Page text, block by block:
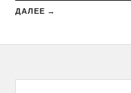
ДАЛЕЕ →